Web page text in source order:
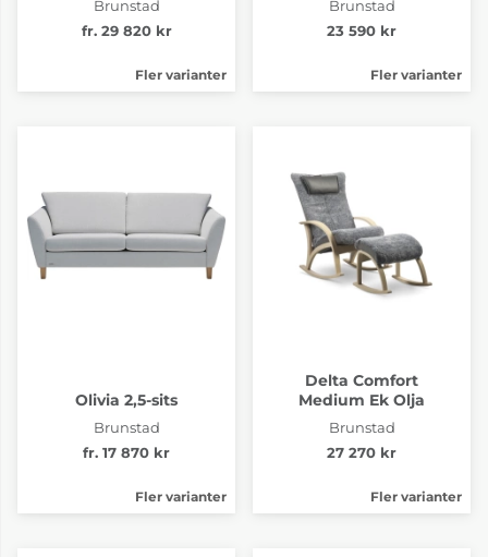
Brunstad
fr. 29 820 kr
Fler varianter
Brunstad
23 590 kr
Fler varianter
Olivia 2,5-sits
Brunstad
fr. 17 870 kr
Fler varianter
Delta Comfort
Medium Ek Olja
Brunstad
27 270 kr
Fler varianter